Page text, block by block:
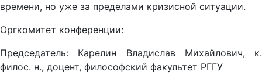
времени, но уже за пределами кризисной ситуации.
Оргкомитет конференции:
Председатель: Карелин Владислав Михайлович, к.
филос. н., доцент, философский факультет РГГУ